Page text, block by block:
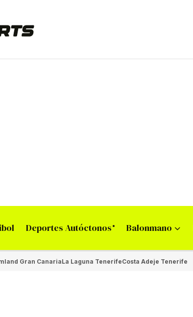
Deportes Autóctonos Balonmano
Gran CanariaLa Laguna TenerifeCosta Adeje Tenerife